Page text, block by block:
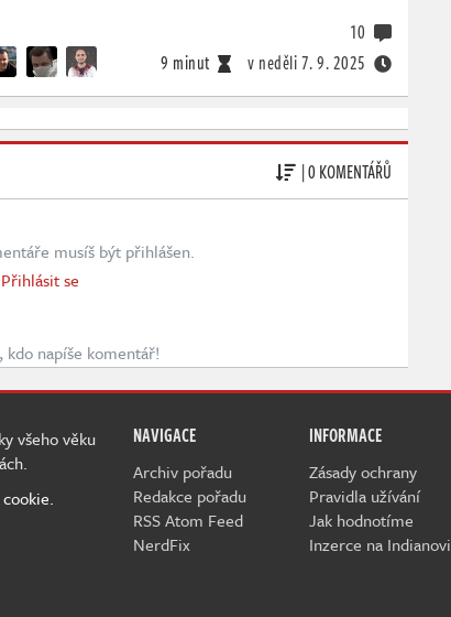
9 minut v neděli7. 9. 2025
10
| 0 KOMENTÁŘŮ
musíš být přihlášen.
Přihlásit se
napíše komentář!
NAVIGACE
Archiv pořadu
Redakce pořadu
RSS Atom Feed
NerdFix
INFORMACE
Zásady ochrany
Pravidla užívání
Jak hodnotíme
Inzerce na Indianovi
všeho věku